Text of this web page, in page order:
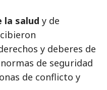
la salud y de
y deberes de
de seguridad
de conflicto y